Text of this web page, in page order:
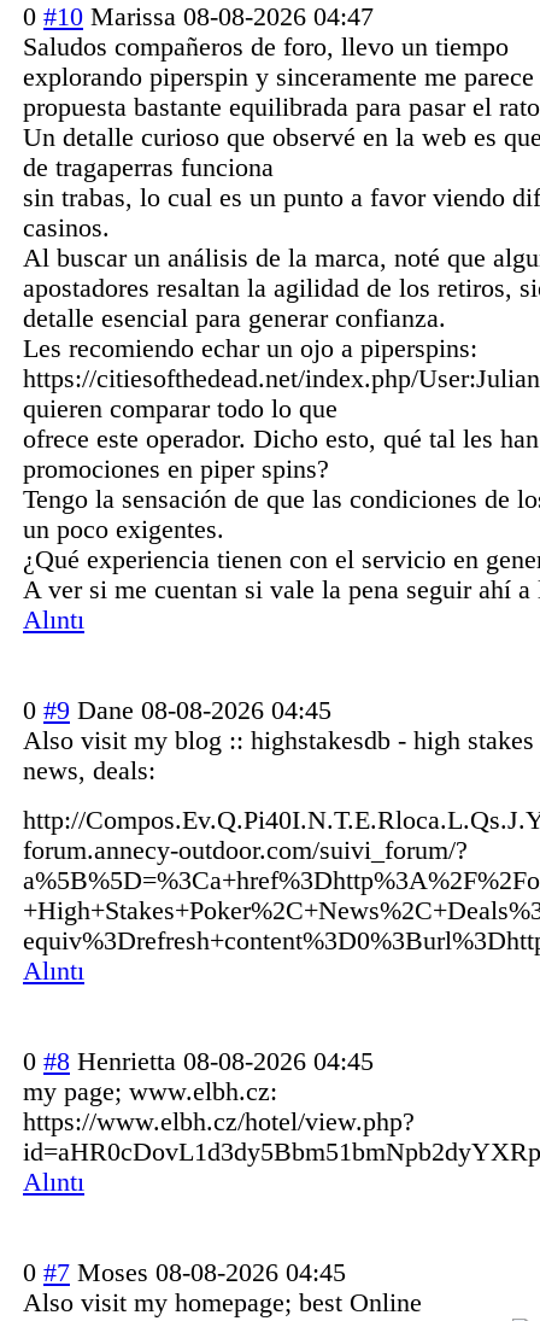
0 #10 Marissa 08-08-2026 04:47
Saludos compañeros de foro, llevo un tiempo
explorando piperspin y sinceramente me parece
propuesta bastante equilibrada para pasar el
Un detalle curioso que observé en la web es
de tragaperras funciona
sin trabas, lo cual es un punto a favor viendo
casinos.
Al buscar un análisis de la marca, noté que
apostadores resaltan la agilidad de los retiros,
detalle esencial para generar confianza.
Les recomiendo echar un ojo a piperspins:
https://citiesofthedead.net/index.php/
quieren comparar todo lo que
ofrece este operador. Dicho esto, qué tal les
promociones en piper spins?
Tengo la sensación de que las condiciones de
un poco exigentes.
¿Qué experiencia tienen con el servicio en
A ver si me cuentan si vale la pena seguir ahí
Alıntı
0 #9 Dane 08-08-2026 04:45
Also visit my blog :: highstakesdb - high stakes
news, deals:
http://
forum.annecy-outdoor.com/suivi_forum/?
Alıntı
0 #8 Henrietta 08-08-2026 04:45
my page; www.elbh.cz:
https://www.elbh.cz/hotel/view.php?
Alıntı
0 #7 Moses 08-08-2026 04:45
Also visit my homepage; best Online